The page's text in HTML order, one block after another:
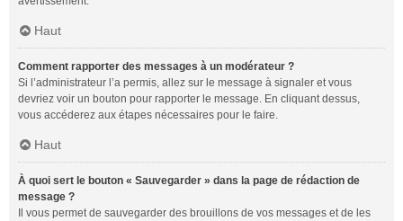
Haut
Comment rapporter des messages à un modérateur ?
Si l’administrateur l’a permis, allez sur le message à signaler et vous
devriez voir un bouton pour rapporter le message. En cliquant dessus,
vous accéderez aux étapes nécessaires pour le faire.
Haut
À quoi sert le bouton « Sauvegarder » dans la page de rédaction de
message ?
Il vous permet de sauvegarder des brouillons de vos messages et de les